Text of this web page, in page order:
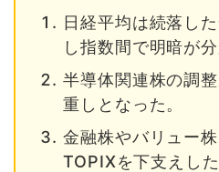
日経平均は続落し
し指数間で明暗が分
半導体関連株の調
重しとなった。
金融株やバリュー株
TOPIXを下支えした